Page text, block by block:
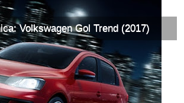
Volkswagen Gol Trend (2017)